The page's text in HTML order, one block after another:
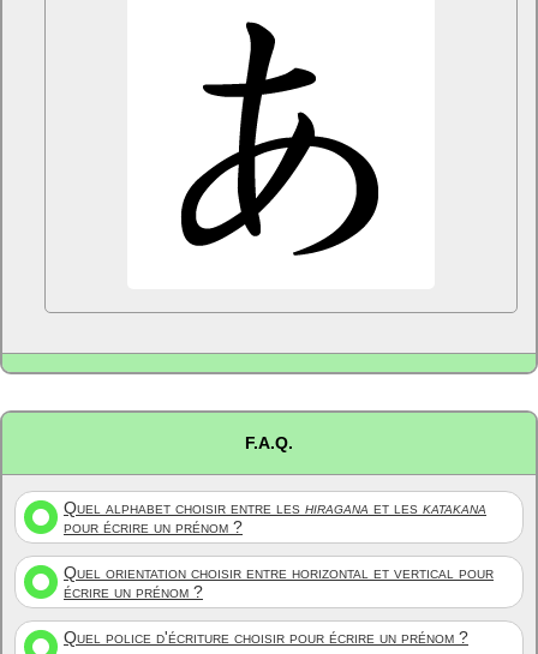
F.A.Q.
Quel alphabet choisir entre les hiragana et les katakana
pour écrire un prénom ?
Quel orientation choisir entre horizontal et vertical pour
écrire un prénom ?
Quel police d'écriture choisir pour écrire un prénom ?